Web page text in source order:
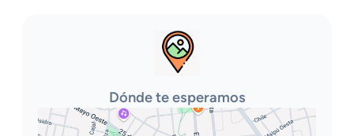
Dónde te esperamos